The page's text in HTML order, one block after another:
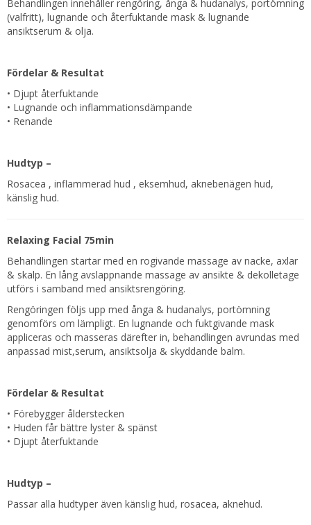
Behandlingen innehåller rengöring, ånga & hudanalys, portömning
(valfritt), lugnande och återfuktande mask & lugnande
ansiktserum & olja.
Fördelar & Resultat
• Djupt återfuktande
• Lugnande och inflammationsdämpande
• Renande
Hudtyp –
Rosacea , inflammerad hud , eksemhud, aknebenägen hud,
känslig hud.
Relaxing Facial 75min
Behandlingen startar med en rogivande massage av nacke, axlar
& skalp. En lång avslappnande massage av ansikte & dekolletage
utförs i samband med ansiktsrengöring.
Rengöringen följs upp med ånga & hudanalys, portömning
genomförs om lämpligt. En lugnande och fuktgivande mask
appliceras och masseras därefter in, behandlingen avrundas med
anpassad mist,serum, ansiktsolja & skyddande balm.
Fördelar & Resultat
• Förebygger ålderstecken
• Huden får bättre lyster & spänst
• Djupt återfuktande
Hudtyp –
Passar alla hudtyper även känslig hud, rosacea, aknehud.